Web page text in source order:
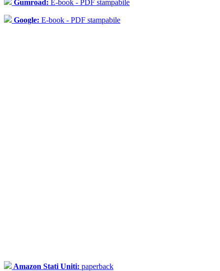
Gumroad: E-book - PDF stampabile
Google: E-book - PDF stampabile
Amazon Stati Uniti: paperback